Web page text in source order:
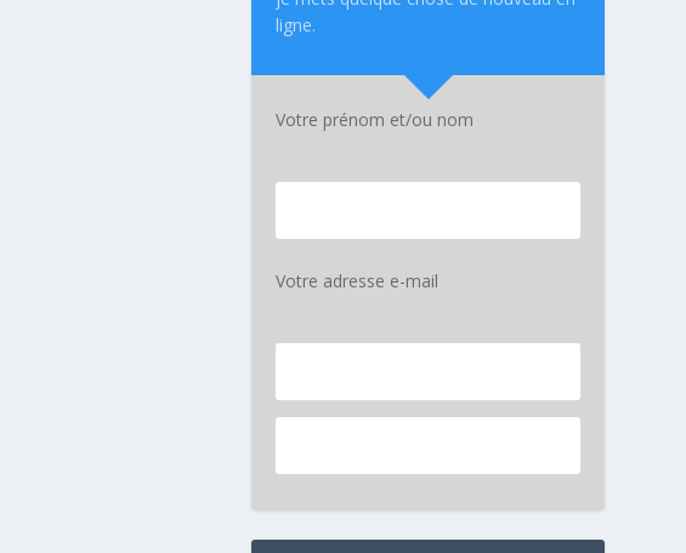
ligne.
Votre prénom et/ou nom
Votre adresse e-mail